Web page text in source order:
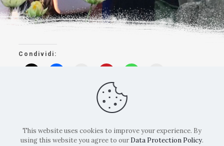
Condividi:
This website uses cookies to improve your experience. By
using this website you agree to our Data Protection Policy.